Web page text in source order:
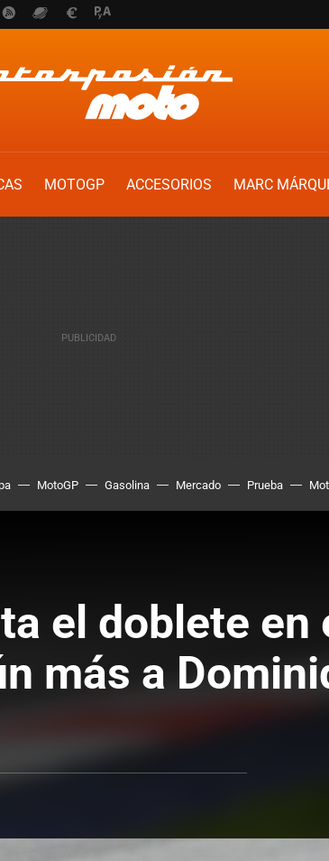
MOTOGP ACCESORIOS
MARC
MotoGP Gasolina Mercado Prueba
el doblete en
más a